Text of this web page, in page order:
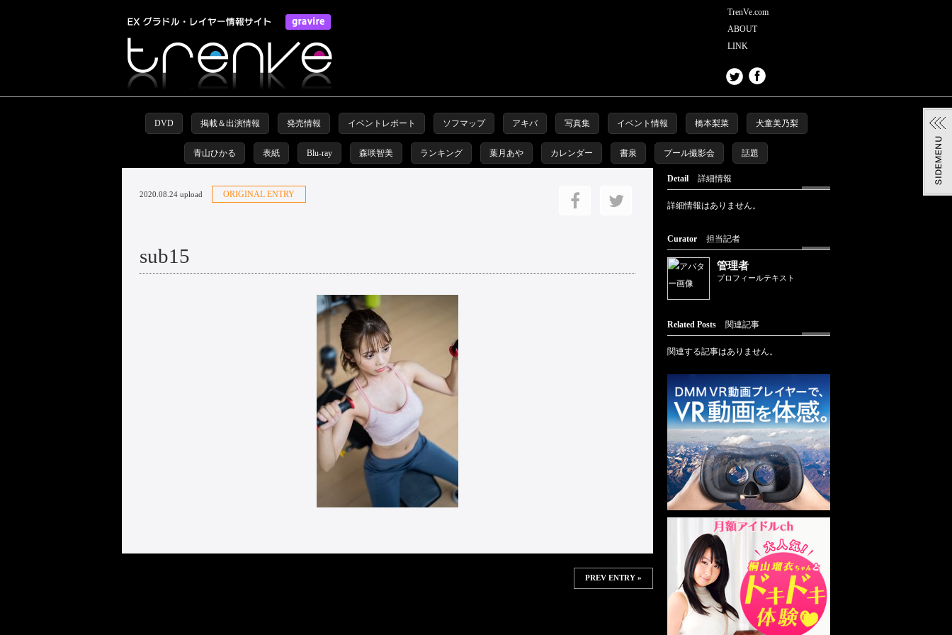
TrenVe.com
ABOUT
LINK
DVD 掲載＆出演情報 発売情報 イベントレポート ソフマップ アキバ 写真集 イベント情報 橋本梨菜 犬童美乃梨
青山ひかる 表紙 Blu-ray 森咲智美 ランキング 葉月あや カレンダー 書泉 プール撮影会 話題
2020.08.24 upload ORIGINAL ENTRY
sub15
PREV ENTRY »
Detail 詳細情報
詳細情報はありません。
Curator 担当記者
管理者
プロフィールテキスト
Related Posts 関連記事
関連する記事はありません。